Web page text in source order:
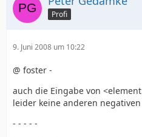
Profi
9. Juni 2008 um 10:22
@ foster -
auch die Eingabe von
leider keine anderen
- - - - -